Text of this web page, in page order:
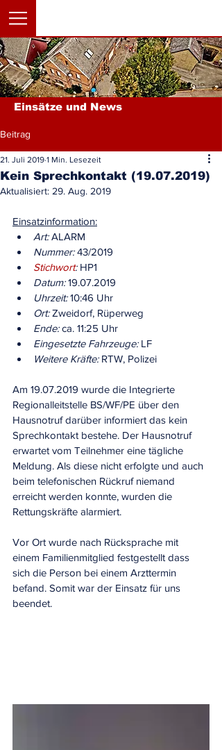
Einsätze und News
Beitrag
Kein Sprechkontakt (19.07.2019)
21. Juli 2019 1 Min. Lesezeit
Aktualisiert: 29. Aug. 2019
Einsatzinformation:
Art: ALARM
Nummer: 43/2019
Stichwort: HP1
Datum: 19.07.2019
Uhrzeit: 10:46 Uhr
Ort: Zweidorf, Rüperweg
Ende: ca. 11:25 Uhr
Eingesetzte Fahrzeuge: LF
Weitere Kräfte: RTW, Polizei
Am 19.07.2019 wurde die Integrierte
Regionalleitstelle BS/WF/PE über den
Hausnotruf darüber informiert das kein
Sprechkontakt bestehe. Der Hausnotruf
erwartet vom Teilnehmer eine tägliche
Meldung. Als diese nicht erfolgte und auch
beim telefonischen Rückruf niemand
erreicht werden konnte, wurden die
Rettungskräfte alarmiert.
Vor Ort wurde nach Rücksprache mit
einem Familienmitglied festgestellt dass
sich die Person bei einem Arzttermin
befand. Somit war der Einsatz für uns
beendet.